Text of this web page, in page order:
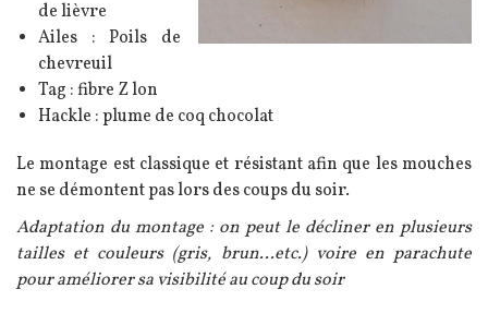
de lièvre
Ailes : Poils de
chevreuil
Tag : fibre Z lon
Hackle : plume de coq chocolat
Le montage est classique et résistant afin que les mouches
ne se démontent pas lors des coups du soir.
Adaptation du montage : on peut le décliner en plusieurs
tailles et couleurs (gris, brun...etc.) voire en parachute
pour améliorer sa visibilité au coup du soir